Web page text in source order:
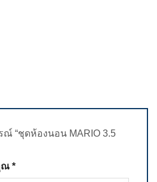
“ชุดห้องนอน MARIO 3.5
ณ *